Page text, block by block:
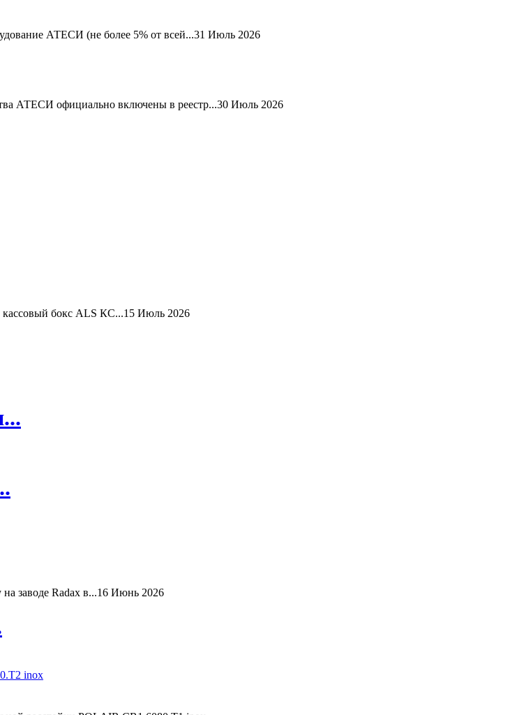
АТЕСИ (не более 5% от всей...31 Июль 2026
АТЕСИ официально включены в реестр...30 Июль 2026
бокс ALS КС...15 Июль 2026
заводе Radax в...16 Июнь 2026
inox